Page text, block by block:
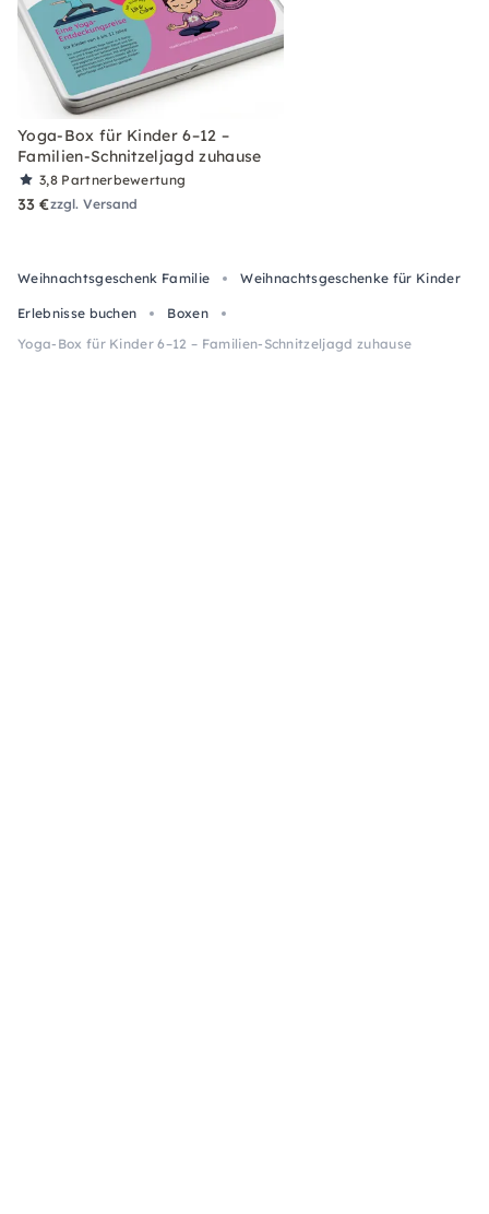
Yoga-Box für Kinder 6–12 –
Familien-Schnitzeljagd zuhause
3,8 Partnerbewertung
33 €zzgl. Versand
Weihnachtsgeschenk Familie Weihnachtsgeschenke für Kinder
Erlebnisse buchen
Boxen
Yoga-Box für Kinder 6–12 – Familien-Schnitzeljagd zuhause